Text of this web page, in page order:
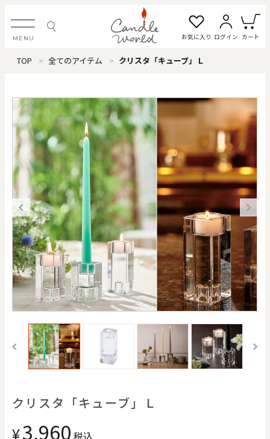
MENU お気に入り ログイン カート
ログイン・新規会員登録
お気に入り一覧 カートを見る
すべてのアイテム
カテゴリから探す
#タグから探す
価格で探す
20000
円
クリア OK
色で探す
TOP 全てのアイテム クリスタ「キューブ」Ｌ
クリスタ「キューブ」Ｌ
¥3,960 税込